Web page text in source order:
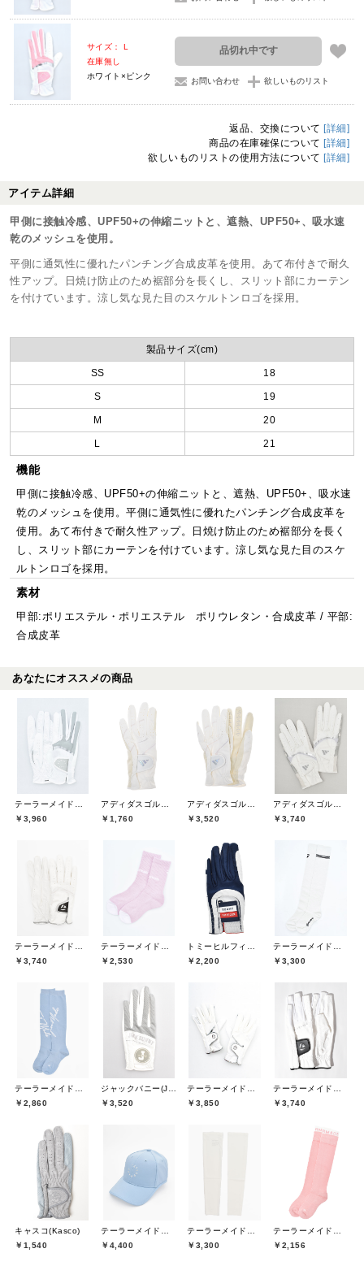
サイズ： L
在庫無し
ホワイト×ピンク
品切れ中です
お問い合わせ 欲しいものリスト
返品、交換について [詳細]
商品の在庫確保について [詳細]
欲しいものリストの使用方法について [詳細]
アイテム詳細
甲側に接触冷感、UPF50+の伸縮ニットと、遮熱、UPF50+、吸水速
乾のメッシュを使用。
平側に通気性に優れたパンチング合成皮革を使用。あて布付きで耐久
性アップ。日焼け防止のため裾部分を長くし、スリット部にカーテン
を付けています。涼し気な見た目のスケルトンロゴを採用。
製品サイズ(cm)
SS 18
S 19
M 20
L 21
機能
甲側に接触冷感、UPF50+の伸縮ニットと、遮熱、UPF50+、吸水速
乾のメッシュを使用。平側に通気性に優れたパンチング合成皮革を
使用。あて布付きで耐久性アップ。日焼け防止のため裾部分を長く
し、スリット部にカーテンを付けています。涼し気な見た目のスケ
ルトンロゴを採用。
素材
甲部:ポリエステル・ポリエステル ポリウレタン・合成皮革 / 平部:
合成皮革
あなたにオススメの商品
￥3,960
￥1,760
￥3,520
￥3,740
￥3,740
￥2,530
￥2,200
￥3,300
￥2,860
￥3,520
￥3,850
￥3,740
キャスコ(Kasco)
￥1,540
￥4,400
￥3,300
￥2,156